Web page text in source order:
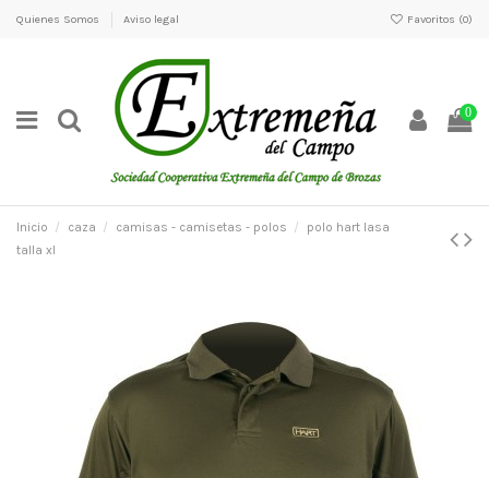
Quienes Somos Aviso legal Favoritos (0)
0
Inicio caza camisas - camisetas - polos
polo hart lasa
talla xl